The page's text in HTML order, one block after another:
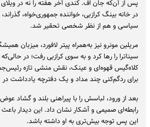
پس از آن‌که جان اف. کندی آخر هفته را نه در ویلای
در خانه بینگ کرازبی، خواننده جمهوری‌خواه،
سیاسی و هم از نظر شخصی تحقیر شد.
مریلین مونرو نیز به‌همراه پیتر لافورد، میزبان
سیناترا را رها کرد و به سوی کرازبی رفت؛ در
کلاه‌گیس قهوه‌ای و عینک، نقش منشی تازه‌
برای رد‌گم‌کنی چند مداد و یک دفترچه یادداشت
بعد از ورود، لباسش را با پیراهنی بلند و گشاد
رابطه‌ای صمیمی و آشکار نشان داد. این دیدار باعث
این پس توجه بیش‌تری به او داشته باشد.